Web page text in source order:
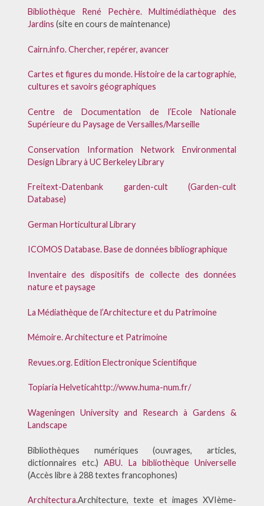
Bibliothèque René Pechère. Multimédiathèque des
Jardins (site en cours de maintenance)
Cairn.info. Chercher, repérer, avancer
Cartes et figures du monde. Histoire de la cartographie,
cultures et savoirs géographiques
Centre de Documentation de l’Ecole Nationale
Supérieure du Paysage de Versailles/Marseille
Conservation Information NetworkEnvironmental
Design Library à UC Berkeley Library
Freitext-Datenbank garden-cult (Garden-cult
Database)
German Horticultural Library
ICOMOS Database. Base de données bibliographique
Inventaire des dispositifs de collecte des données
nature et paysage
La Médiathèque de l’Architecture et du Patrimoine
Mémoire. Architecture et Patrimoine
Revues.org. Edition Electronique Scientifique
Topiaria Helveticahttp://www.huma-num.fr/
Wageningen University and Research à Gardens &
Landscape
Bibliothèques numériques (ouvrages, articles,
dictionnaires etc.)ABU. La bibliothèque Universelle
(Accès libre à 288 textes francophones)
Architectura.Architecture, texte et images XVIème-